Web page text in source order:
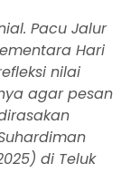
Pacu Jalur
Hari
nilai
agar pesan
di Teluk